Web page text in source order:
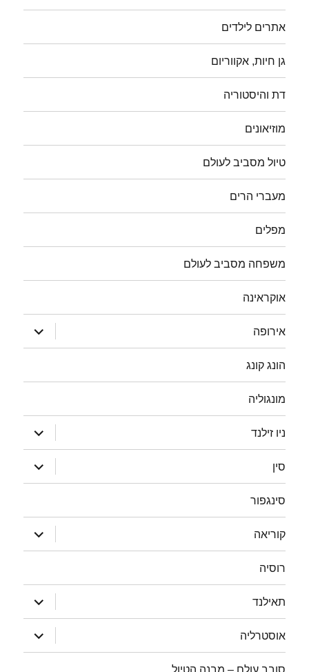
אתרים לילדים
גן חיות, אקווריום
דת והיסטוריה
מוזיאונים
טיול מסביב לעולם
מעברי הרים
מפלים
משפחה מסביב לעולם
אוקראינה
אירופה
הצג
תפריט
הונג קונג
מונגוליה
ניו זילנד
הצג
תפריט
סין
הצג
תפריט
סינגפור
קוריאה
הצג
תפריט
רוסיה
תאילנד
הצג
תפריט
אוסטרליה
הצג
תפריט
סובב עולם – מבנה הטיול